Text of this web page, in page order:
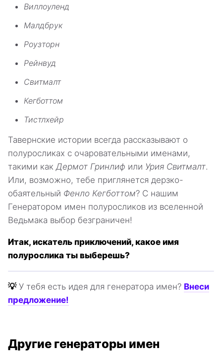
Виллоуленд
Малдбрук
Роузторн
Рейнвуд
Свитмалт
Кегботтом
Тистлхейр
Тавернские истории всегда рассказывают о
полуросликах с очаровательными именами,
такими какДермот Гринлиф или Урия Свитмалт.
Или, возможно, тебе приглянется дерзко-
обаятельный Фенло Кегботтом? С нашим
Генератором имен полуросликов из вселенной
Ведьмака выбор безграничен!
Итак, искатель приключений, какое имя
полурослика ты выберешь?
💡 У тебя есть идея для генератора имен? Внеси
предложение!
Другие генераторы имен